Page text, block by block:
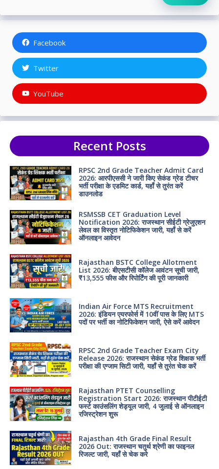
Facebook
Twitter
YouTube
Recent Posts
RPSC 2nd Grade Teacher Admit Card
2026: आरपीएससी ने जारी किए सेकंड ग्रेड टीचर
भर्ती परीक्षा के एडमिट कार्ड, यहाँ से तुरंत करें
डाउनलोड
RSMSSB CET Graduation Level
Notification 2026: राजस्थान सीईटी ग्रेजुएशन
लेवल का विस्तृत नोटिफिकेशन जारी, यहाँ से करें
ऑनलाइन आवेदन
Rajasthan BSTC College Allotment
List 2026: बीएसटीसी कॉलेज आवंटन सूची जारी,
₹13,555 फीस और रिपोर्टिंग की पूरी जानकारी
Indian Air Force MTS Recruitment
2026: इंडियन एयरफोर्स में 10वीं पास के लिए MTS
पदों पर भर्ती का नोटिफिकेशन जारी, ऐसे करें आवेदन
RPSC 2nd Grade Teacher Exam City
Release 2026: राजस्थान सेकंड ग्रेड शिक्षक भर्ती
परीक्षा की एग्जाम सिटी जारी, यहाँ से तुरंत चेक करें
Rajasthan PTET Counselling
Registration Start 2026: राजस्थान पीटीईटी
फर्स्ट काउंसलिंग शेड्यूल जारी, 4 जुलाई से ऑनलाइन
रजिस्ट्रेशन शुरू
Rajasthan 4th Grade Final Result
2026 Out: राजस्थान चतुर्थ श्रेणी का फाइनल
रिजल्ट जारी, यहाँ से चेक करे